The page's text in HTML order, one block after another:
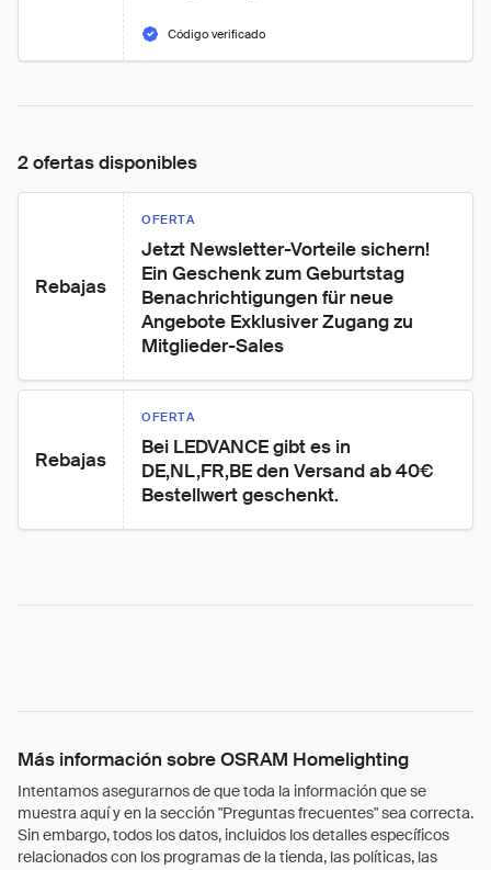
Código verificado
2 ofertas disponibles
Rebajas
OFERTA
Jetzt Newsletter-Vorteile sichern!
Ein Geschenk zum Geburtstag
Benachrichtigungen für neue
Angebote Exklusiver Zugang zu
Mitglieder-Sales
Rebajas
OFERTA
Bei LEDVANCE gibt es in
DE,NL,FR,BE den Versand ab 40€
Bestellwert geschenkt.
Más información sobre OSRAM Homelighting
Intentamos asegurarnos de que toda la información que se
muestra aquí y en la sección "Preguntas frecuentes" sea correcta.
Sin embargo, todos los datos, incluidos los detalles específicos
relacionados con los programas de la tienda, las políticas, las